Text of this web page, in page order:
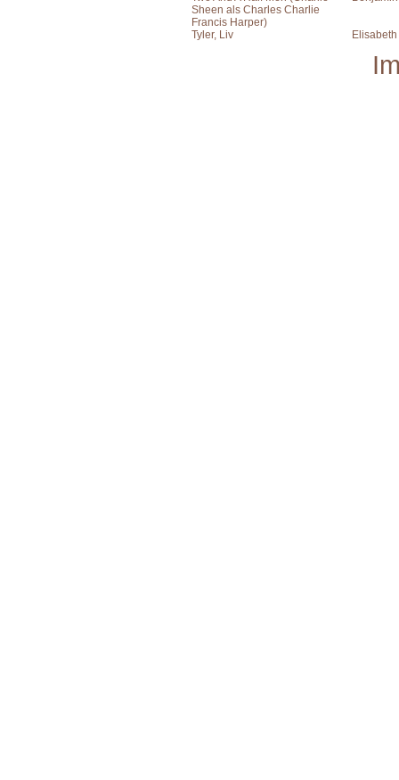
Sheen als Charles Charlie
Francis Harper)
Tyler, Liv